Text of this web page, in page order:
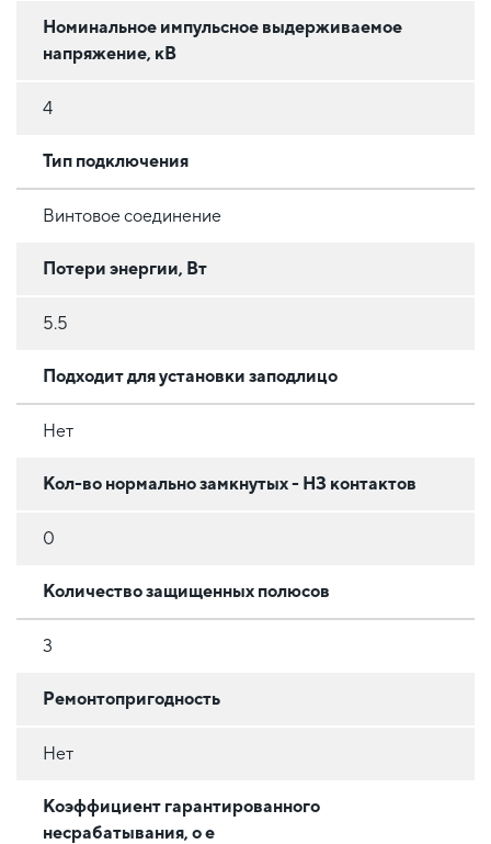
Номинальное импульсное выдерживаемое
напряжение, кВ
4
Тип подключения
Винтовое соединение
Потери энергии, Вт
5.5
Подходит для установки заподлицо
Нет
Кол-во нормально замкнутых - НЗ контактов
0
Количество защищенных полюсов
3
Ремонтопригодность
Нет
Коэффициент гарантированного
несрабатывания, o e